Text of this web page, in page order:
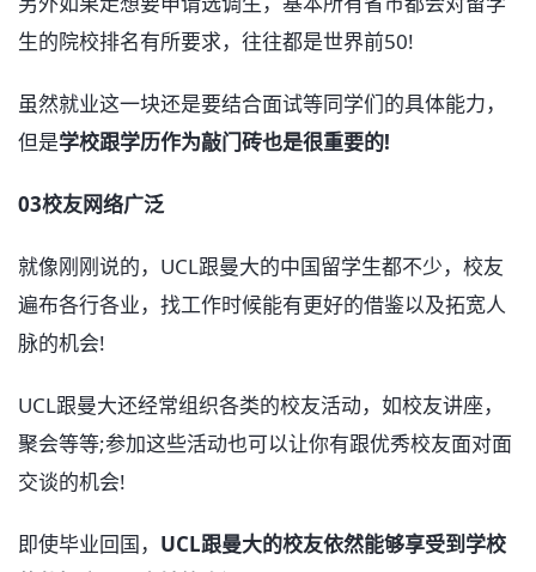
生的院校排名有所要求，往往都是世界前50!
虽然就业这一块还是要结合面试等同学们的具体能力，
但是学校跟学历作为敲门砖也是很重要的!
03校友网络广泛
就像刚刚说的，UCL跟曼大的中国留学生都不少，校友
遍布各行各业，找工作时候能有更好的借鉴以及拓宽人
脉的机会!
UCL跟曼大还经常组织各类的校友活动，如校友讲座，
聚会等等;参加这些活动也可以让你有跟优秀校友面对面
交谈的机会!
即使毕业回国， UCL跟曼大的校友依然能够享受到学校